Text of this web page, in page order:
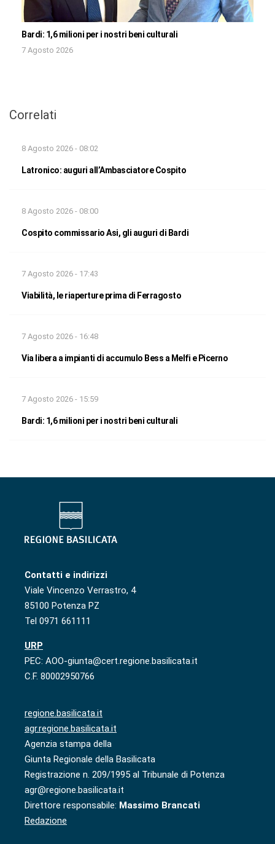
Bardi: 1,6 milioni per i nostri beni culturali
7 Agosto 2026
Correlati
8 Agosto 2026 - 08:02
Latronico: auguri all’Ambasciatore Cospito
8 Agosto 2026 - 08:00
Cospito commissario Asi, gli auguri di Bardi
7 Agosto 2026 - 17:43
Viabilità, le riaperture prima di Ferragosto
7 Agosto 2026 - 16:48
Via libera a impianti di accumulo Bess a Melfi e Picerno
7 Agosto 2026 - 15:59
Bardi: 1,6 milioni per i nostri beni culturali
Contatti e indirizzi
Viale Vincenzo Verrastro, 4
85100 Potenza PZ
Tel 0971 661111
URP
PEC: AOO-giunta@cert.regione.basilicata.it
C.F. 80002950766
regione.basilicata.it
agr.regione.basilicata.it
Agenzia stampa della
Giunta Regionale della Basilicata
Registrazione n. 209/1995 al Tribunale di Potenza
agr@regione.basilicata.it
Direttore responsabile: Massimo Brancati
Redazione